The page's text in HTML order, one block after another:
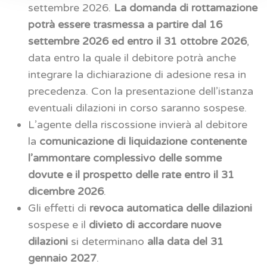
settembre 2026. La domanda di rottamazione
potrà essere trasmessa a partire dal 16
settembre 2026 ed entro il 31 ottobre 2026,
data entro la quale il debitore potrà anche
integrare la dichiarazione di adesione resa in
precedenza. Con la presentazione dell’istanza
eventuali dilazioni in corso saranno sospese.
L’agente della riscossione invierà al debitore
la comunicazione di liquidazione contenente
l’ammontare complessivo delle somme
dovute e il prospetto delle rate entro il 31
dicembre 2026.
Gli effetti di revoca automatica delle dilazioni
sospese e il divieto di accordare nuove
dilazioni si determinano alla data del 31
gennaio 2027.